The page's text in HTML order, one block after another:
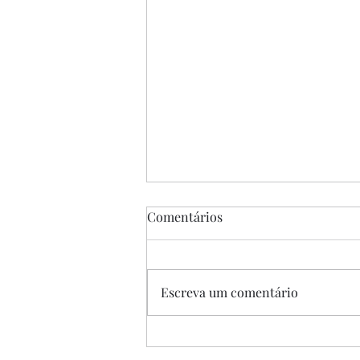
Comentários
Escreva um comentário